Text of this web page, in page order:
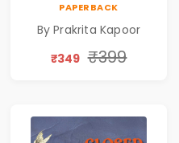
PAPERBACK
By Prakrita Kapoor
₹349 ₹399